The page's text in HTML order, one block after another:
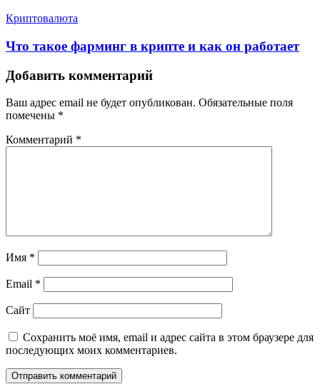
Криптовалюта
Что такое фарминг в крипте и как он работает
Добавить комментарий
Ваш адрес email не будет опубликован. Обязательные поля
помечены *
Комментарий *
Имя *
Email *
Сайт
Сохранить моё имя, email и адрес сайта в этом браузере для
последующих моих комментариев.